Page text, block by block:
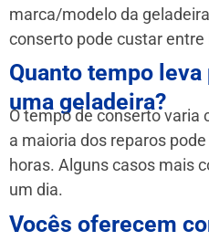
marca/modelo da
conserto pode custar entre
Quanto tempo
uma geladeira?
O tempo de conserto varia
a maioria dos reparos
horas. Alguns casos mais
um dia.
Vocês oferecem